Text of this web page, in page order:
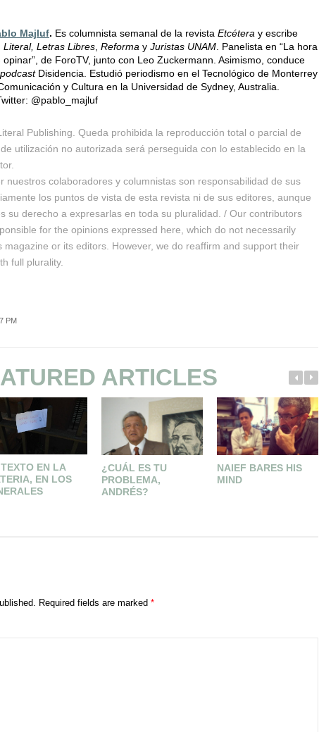
Majluf. Es columnista semanal de la revista Etcétera y escribe
Literal, Letras Libres Reforma y Juristas UNAM . Panelista en “La hora
opinar”, de ForoTV, junto con Leo Zuckermann. Asimismo, conduce
podcastDisidencia. Estudió periodismo en el Tecnológico de Monterrey
y Cultura en la Universidad de Sydney, Australia.
@pablo_majluf
Publishing. Queda prohibida la reproducción total o parcial de
utilización no autorizada será perseguida con lo establecido en la
nuestros colaboradores y columnistas son responsabilidad de sus
los puntos de vista de esta revista ni de sus editores, aunque
su derecho a expresarlas en toda su pluralidad. / Our contributors
for the opinions expressed here, which do not necessarily
magazine or its editors. However, we do reaffirm and support their
full plurality.
PM
ARTICLES
EN LA
EN LOS
¿CUÁL ES TU
PROBLEMA,
ANDRÉS?
NAIEF BARES HIS
MIND
Required fields are marked *